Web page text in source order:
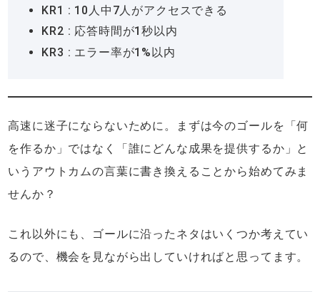
KR1 : 10人中7人がアクセスできる
KR2 : 応答時間が1秒以内
KR3 : エラー率が1%以内
高速に迷子にならないために。まずは今のゴールを「何
を作るか」ではなく「誰にどんな成果を提供するか」と
いうアウトカムの言葉に書き換えることから始めてみま
せんか？
これ以外にも、ゴールに沿ったネタはいくつか考えてい
るので、機会を見ながら出していければと思ってます。